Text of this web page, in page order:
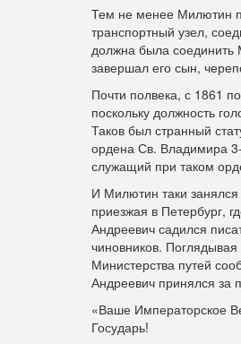
Тем не менее Милютин
транспортный узел,
должна была соединить
завершал его сын,
Почти полвека, с 1861
поскольку должность
Таков был странный
ордена Св. Владимира 3-
служащий при таком
И Милютин таки
приезжая в Петербург,
Андреевич садился
чиновников.
Министерства путей
Андреевич принялся за
«Ваше Императорское
Государь!